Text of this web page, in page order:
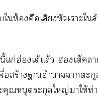
ให้องคือเสียงหัวเราะ
นี้แก่ฮ่องเต้แล้ว ฮ่องเต้
อสร้างาอำนาจาต
ณหนูตระกูลใหญ่าให้ท่